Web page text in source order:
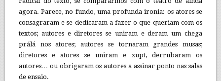
agora. Parece, no fundo, uma profunda ironia: os atores se
consagraram e se dedicaram a fazer o que queriam com os
textos; autores e diretores se uniram e deram um chega
prálá nos atores; autores se tornaram grandes musas;
diretores e atores se uniram e zupt, derrubaram os
autores… ou obrigaram os autores a assinar ponto nas salas
de ensaio.